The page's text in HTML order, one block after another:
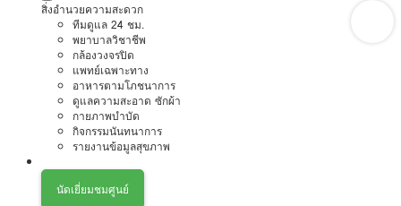
สิ่งอำนวยความสะดวก
ทีมดูแล 24 ชม.
พยาบาลวิชาชีพ
กล้องวงจรปิด
แพทย์เฉพาะทาง
อาหารตามโภชนาการ
ดูแลความสะอาด ซักผ้า
กายภาพบำบัด
กิจกรรมนันทนาการ
รายงานข้อมูลสุขภาพ
นัดเยี่ยมชมศูนย์